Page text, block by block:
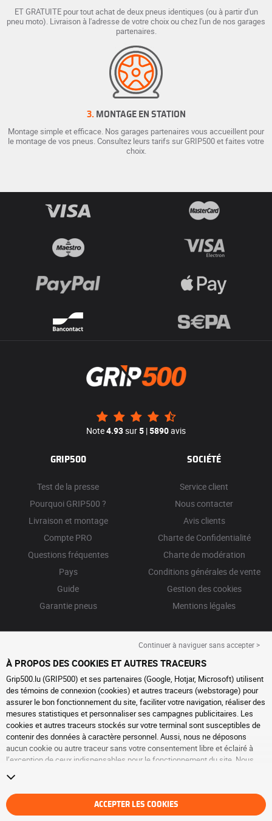
ET GRATUITE pour tout achat de deux pneus identiques (ou à partir d'un
pneu moto). Livraison à l'adresse de votre choix ou chez l'un de nos garages
partenaires.
3. MONTAGE EN STATION
Montage simple et efficace. Nos garages partenaires vous accueillent pour
le montage de vos pneus. Consultez leurs tarifs sur GRIP500 et faites votre
choix.
Note4.93sur5 |5890avis
GRIP500
Test de la presse
Pourquoi GRIP500 ?
Livraison et montage
Compte PRO
Questions fréquentes
Pays
Guide
Garantie pneus
SOCIÉTÉ
Service client
Nous contacter
Avis clients
Charte de Confidentialité
Charte de modération
Conditions générales de vente
Gestion des cookies
Mentions légales
Continuer à naviguer sans accepter >
À PROPOS DES COOKIES ET AUTRES TRACEURS
Grip500.lu (GRIP500) et ses partenaires (Google, Hotjar, Microsoft) utilisent
des témoins de connexion (cookies) et autres traceurs (webstorage) pour
assurer le bon fonctionnement du site, faciliter votre navigation, réaliser des
mesures statistiques et personnaliser ses campagnes publicitaires. Les
cookies et autres traceurs stockés sur votre terminal sont susceptibles de
contenir des données à caractère personnel. Aussi, nous ne déposons
aucun cookie ou autre traceur sans votre consentement libre et éclairé à
l’exception de ceux indispensables pour le fonctionnement du site. Nous
consentement à tout moment en vous rendant sur la
traceurs. Vous pouvez choisir de continuer à naviguer sans accepter le
dépôt de cookies ou autres traceurs. Le refus ne fait pas obstacle à l’accès
aux services GRIP500. Pour plus d’informations, nous vous invitons à
ACCEPTER LES COOKIES